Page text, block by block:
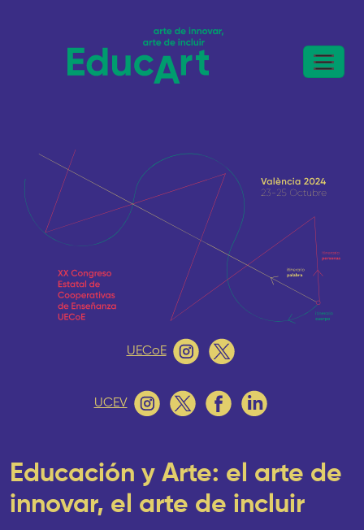
UECoE
UCEV
Educación y Arte: el arte de
innovar, el arte de incluir